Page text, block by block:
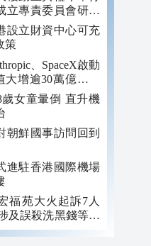
立專責委員會研究
設立財資中心可充
策
、SpaceX啟動
大增逾30萬億或刺
女童暈倒 直升機
朝鮮國事訪問回到
進駐香港國際機場
福苑大火起訴7人
及誤殺洗黑錢等罪